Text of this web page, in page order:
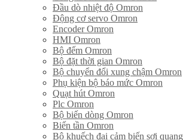
Đầu dò nhiệt độ Omron
Động cơ servo Omron
Encoder Omron
HMI Omron
Bộ đếm Omron
Bộ đặt thời gian Omron
Bộ chuyển đổi xung chậm Omron
Phụ kiện bộ báo mức Omron
Quạt hút Omron
Plc Omron
Bộ biến dòng Omron
Biến tần Omron
Bộ khuếch đại cảm biến sợi quang